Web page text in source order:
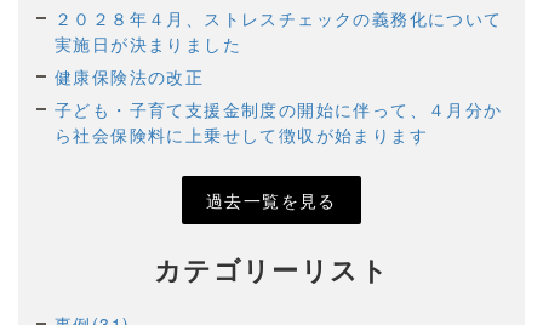
２０２８年４月、ストレスチェックの義務化について
実施日が決まりました
健康保険法の改正
子ども・子育て支援金制度の開始に伴って、４月分か
ら社会保険料に上乗せして徴収が始まります
過去一覧を見る
カテゴリーリスト